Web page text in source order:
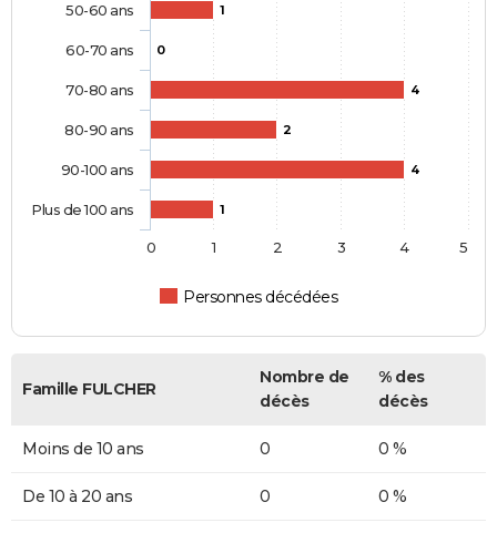
1
0
4
2
4
1
Personnes décédées
50-60 ans
60-70 ans
70-80 ans
80-90 ans
90-100 ans
Plus de 100 ans
0 1 2 3 4 5
Famille FULCHER
Nombre de
décès
% des
décès
Moins de 10 ans 0 0 %
De 10 à 20 ans 0 0 %